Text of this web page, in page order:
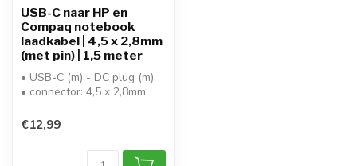
USB-C naar HP en
Compaq notebook
laadkabel | 4,5 x 2,8mm
(met pin) | 1,5 meter
• USB-C (m) - DC plug (m)
• connector: 4,5 x 2,8mm
• geschikt voor: HP...
€12,99